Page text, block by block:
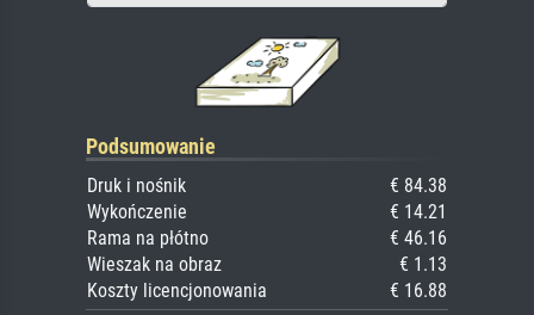
Podsumowanie
Druk i nośnik
€ 84.38
Wykończenie
€ 14.21
Rama na płótno
€ 46.16
Wieszak na obraz
€ 1.13
Koszty licencjonowania
€ 16.88